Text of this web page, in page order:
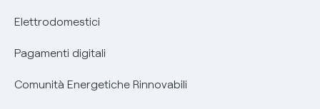
Elettrodomestici
Pagamenti digitali
Comunità Energetiche Rinnovabili